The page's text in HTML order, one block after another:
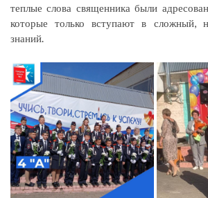
теплые слова священника были
которые только вступают в сложный,
знаний.